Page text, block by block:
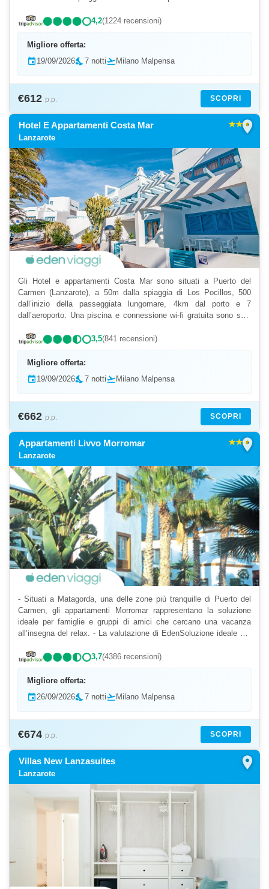
4,2(1224 recensioni)
Migliore offerta:
event 19/09/2026nights_stay7 nottiflight_takeoff Milano Malpensa
€612 p.p. SCOPRI
Hotel E Appartamenti Costa Mar location_on
Lanzarote
Gli Hotel e appartamenti Costa Mar sono situati a Puerto del
Carmen (Lanzarote), a 50m dalla spiaggia di Los Pocillos, 500
dall’inizio della passeggiata lungomare, 4km dal porto e 7
dall’aeroporto. Una piscina e connessione wi-fi gratuita sono solo
3,5(841 recensioni)
Migliore offerta:
event 19/09/2026nights_stay7 nottiflight_takeoff Milano Malpensa
€662 p.p. SCOPRI
Appartamenti Livvo Morromar location_on
Lanzarote
- Situati a Matagorda, una delle zone più tranquille di Puerto del
Carmen, gli appartamenti Morromar rappresentano la soluzione
ideale per famiglie e gruppi di amici che cercano una vacanza
all’insegna del relax. - La valutazione di EdenSoluzione ideale per
3,7(4386 recensioni)
Migliore offerta:
event26/09/2026nights_stay7 nottiflight_takeoff Milano Malpensa
€674 p.p. SCOPRI
Villas New Lanzasuites location_on
Lanzarote